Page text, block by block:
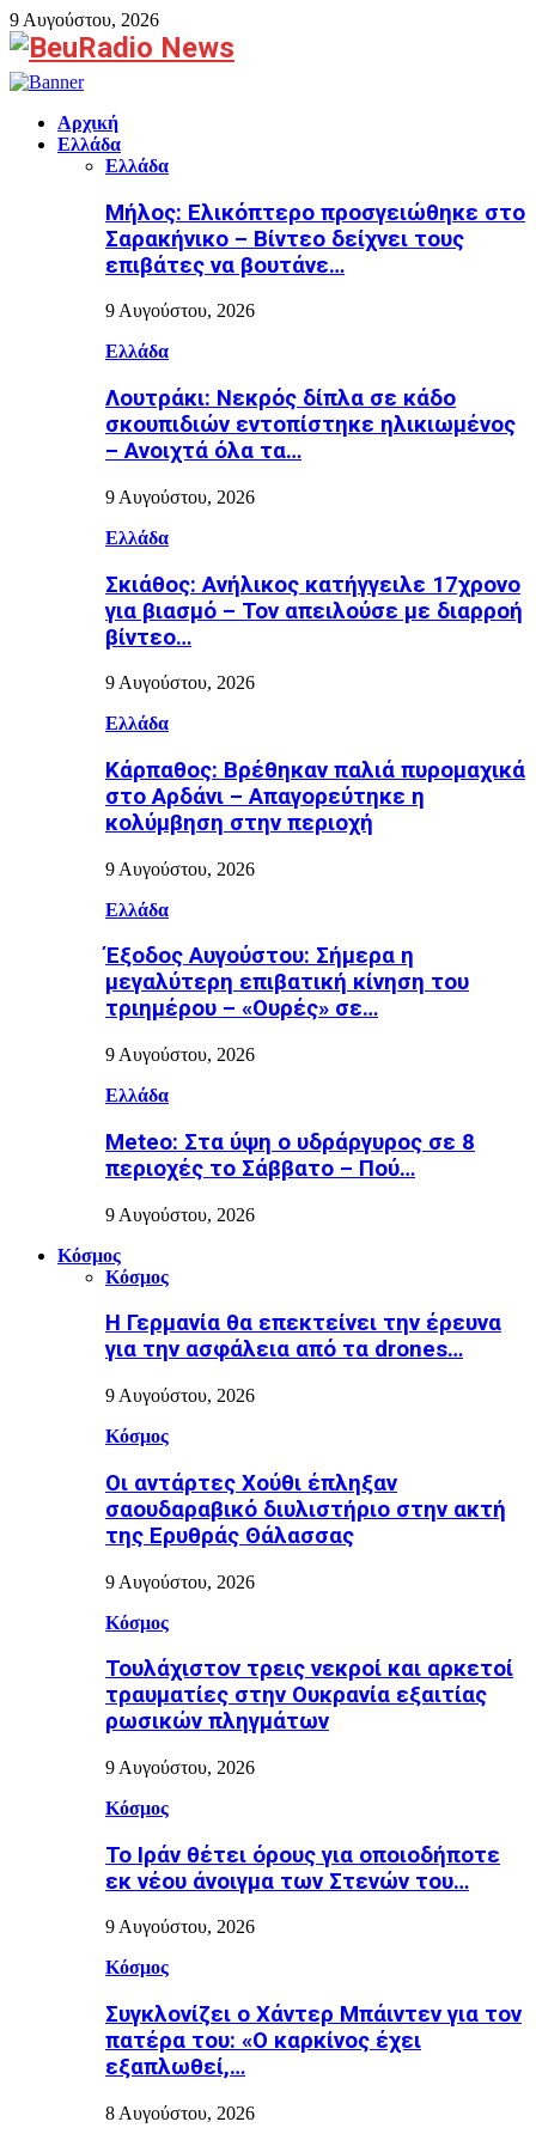
9 Αυγούστου, 2026
Facebook
Αρχική
Ελλάδα
Ελλάδα
Μήλος: Ελικόπτερο προσγειώθηκε στο
Σαρακήνικο – Βίντεο δείχνει τους
επιβάτες να βουτάνε…
9 Αυγούστου, 2026
Ελλάδα
Λουτράκι: Νεκρός δίπλα σε κάδο
σκουπιδιών εντοπίστηκε ηλικιωμένος
– Ανοιχτά όλα τα…
9 Αυγούστου, 2026
Ελλάδα
Σκιάθος: Ανήλικος κατήγγειλε 17χρονο
για βιασμό – Τον απειλούσε με διαρροή
βίντεο…
9 Αυγούστου, 2026
Ελλάδα
Κάρπαθος: Βρέθηκαν παλιά πυρομαχικά
στο Αρδάνι – Απαγορεύτηκε η
κολύμβηση στην περιοχή
9 Αυγούστου, 2026
Ελλάδα
Έξοδος Αυγούστου: Σήμερα η
μεγαλύτερη επιβατική κίνηση του
τριημέρου – «Ουρές» σε…
9 Αυγούστου, 2026
Ελλάδα
Meteo: Στα ύψη ο υδράργυρος σε 8
περιοχές το Σάββατο – Πού…
9 Αυγούστου, 2026
Κόσμος
Κόσμος
Η Γερμανία θα επεκτείνει την έρευνα
για την ασφάλεια από τα drones…
9 Αυγούστου, 2026
Κόσμος
Οι αντάρτες Χούθι έπληξαν
σαουδαραβικό διυλιστήριο στην ακτή
της Ερυθράς Θάλασσας
9 Αυγούστου, 2026
Κόσμος
Τουλάχιστον τρεις νεκροί και αρκετοί
τραυματίες στην Ουκρανία εξαιτίας
ρωσικών πληγμάτων
9 Αυγούστου, 2026
Κόσμος
Το Ιράν θέτει όρους για οποιοδήποτε
εκ νέου άνοιγμα των Στενών του…
9 Αυγούστου, 2026
Κόσμος
Συγκλονίζει ο Χάντερ Μπάιντεν για τον
πατέρα του: «Ο καρκίνος έχει
εξαπλωθεί,…
8 Αυγούστου, 2026